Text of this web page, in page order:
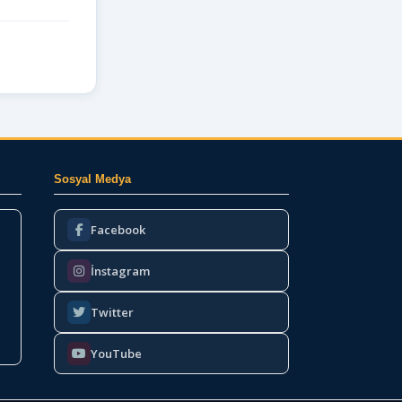
Sosyal Medya
Facebook
İnstagram
Twitter
YouTube